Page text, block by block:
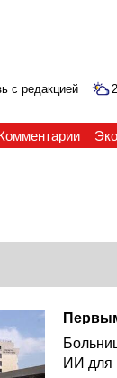
с редакцией
ИИ для